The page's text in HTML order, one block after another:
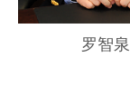
罗智泉